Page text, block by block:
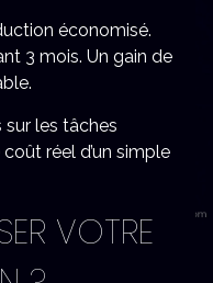
économisé.
3 mois. Un gain de
les tâches
réel d’un simple
VOTRE